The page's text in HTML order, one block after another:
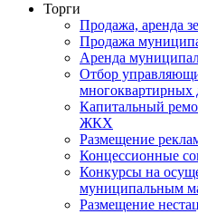
Торги
Продажа, аренда
Продажа
Аренда
Отбор
многоквартирных
Капитальный
ЖКХ
Размещение
Концессионные
Конкурсы на
муниципальным
Размещение